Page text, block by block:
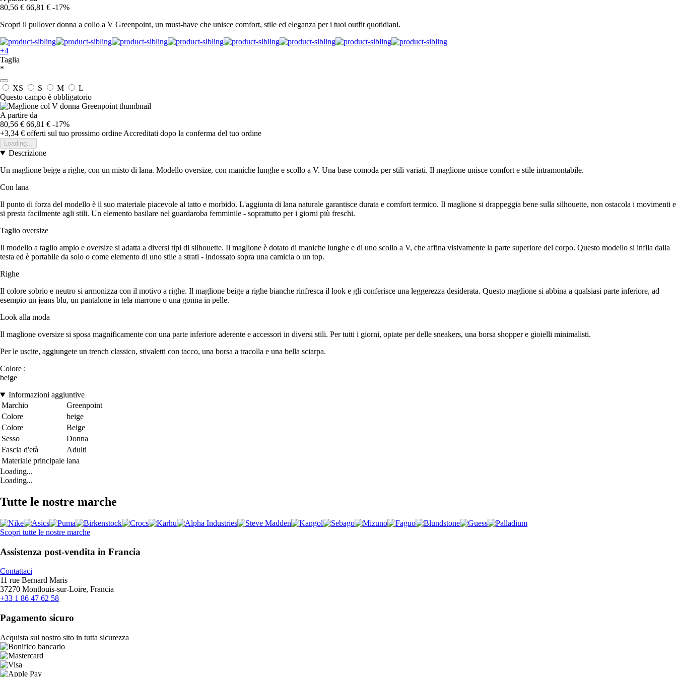
80,56 € 66,81 € -17%
Scopri il pullover donna a collo a V Greenpoint, un must-have che unisce comfort, stile ed eleganza per i tuoi outfit quotidiani.
+4
Taglia
*
XS S M
L
Questo campo è obbligatorio
A partire da
80,56 € 66,81 € -17%
+3,34 € offerti sul tuo prossimo ordine Accreditati dopo la conferma del tuo ordine
Loading...
Descrizione
Un maglione beige a righe, con un misto di lana. Modello oversize, con maniche lunghe e scollo a V. Una base comoda per stili variati. Il maglione unisce comfort e stile intramontabile.
Con lana
Il punto di forza del modello è il suo materiale piacevole al tatto e morbido. L'aggiunta di lana naturale garantisce durata e comfort termico. Il maglione si drappeggia bene sulla silhouette, non ostacola i movimenti e
si presta facilmente agli stili. Un elemento basilare nel guardaroba femminile - soprattutto per i giorni più freschi.
Taglio oversize
Il modello a taglio ampio e oversize si adatta a diversi tipi di silhouette. Il maglione è dotato di maniche lunghe e di uno scollo a V, che affina visivamente la parte superiore del corpo. Questo modello si infila dalla
testa ed è portabile da solo o come elemento di uno stile a strati - indossato sopra una camicia o un top.
Righe
Il colore sobrio e neutro si armonizza con il motivo a righe. Il maglione beige a righe bianche rinfresca il look e gli conferisce una leggerezza desiderata. Questo maglione si abbina a qualsiasi parte inferiore, ad
esempio un jeans blu, un pantalone in tela marrone o una gonna in pelle.
Look alla moda
Il maglione oversize si sposa magnificamente con una parte inferiore aderente e accessori in diversi stili. Per tutti i giorni, optate per delle sneakers, una borsa shopper e gioielli minimalisti.
Per le uscite, aggiungete un trench classico, stivaletti con tacco, una borsa a tracolla e una bella sciarpa.
Colore :
beige
Informazioni aggiuntive
Marchio
Greenpoint
Colore
beige
Colore
Beige
Sesso
Donna
Fascia d'età
Adulti
Materiale principale lana
Loading...
Loading...
Tutte le nostre marche
Scopri tutte le nostre marche
Assistenza post-vendita in Francia
Contattaci
11 rue Bernard Maris
37270 Montlouis-sur-Loire, Francia
+33 1 86 47 62 58
Pagamento sicuro
Acquista sul nostro sito in tutta sicurezza